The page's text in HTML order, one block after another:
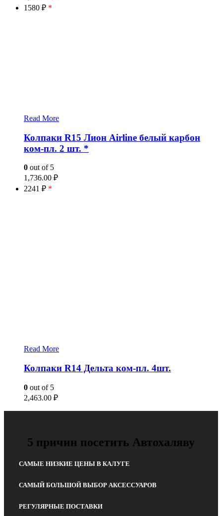
1580 ₽ *
Read More
Колпаки R15 Лион Airline белый карбон
ком-пл. 2 шт. *
0 out of 5
1,736.00 ₽
2241 ₽ *
Read More
Колпаки R14 Дельта ком-пл. 4шт.
0 out of 5
2,463.00 ₽
5 причин посетить Автохаляву
САМЫЕ НИЗКИЕ ЦЕНЫ В КАЛУГЕ
САМЫЙ БОЛЬШОЙ ВЫБОР АКСЕССУАРОВ
РЕГУЛЯРНЫЕ ПОСТАВКИ